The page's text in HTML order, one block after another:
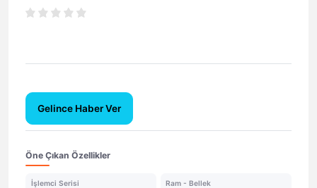
Gelince Haber Ver
Öne Çıkan Özellikler
İşlemci Serisi Ram - Bellek